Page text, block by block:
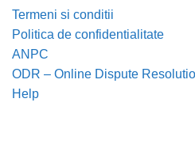
Termeni si conditii
Politica de confidentialitate
ANPC
ODR – Online Dispute
Help